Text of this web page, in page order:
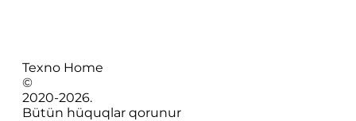
Texno Home
©
2020-2026.
Bütün hüquqlar qorunur